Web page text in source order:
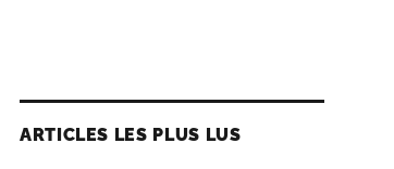
ARTICLES LES PLUS LUS